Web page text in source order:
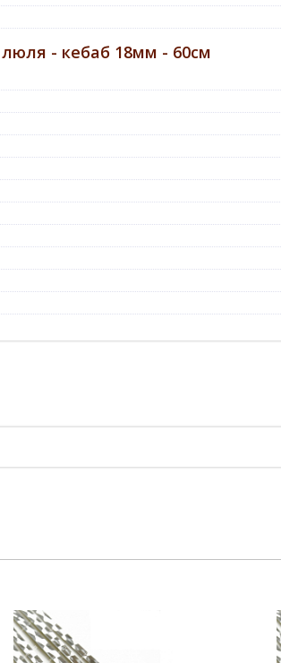
- кебаб 18мм - 60см